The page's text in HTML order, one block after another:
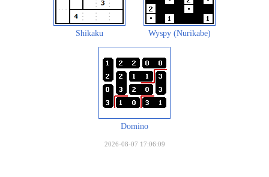
Shikaku Wyspy (Nurikabe)
Domino
2026-08-07 17:06:09